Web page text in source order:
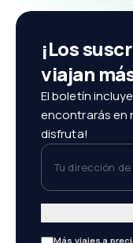
¡Los
viajan
El boletín
encontrarás en
disfruta!
Tu dirección de
Más viajes a